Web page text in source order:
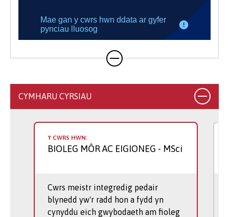
CYMHARU CYRSIAU
Y CWRS HWN:
BIOLEG MÔR AC EIGIONEG - MSci
Cwrs meistr integredig pedair
blynedd yw'r radd hon a fydd yn
cynyddu eich gwybodaeth am fioleg